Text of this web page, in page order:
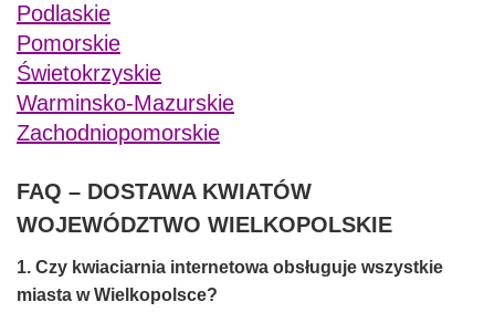
Podlaskie
Pomorskie
Świetokrzyskie
Warminsko-Mazurskie
Zachodniopomorskie
FAQ – DOSTAWA KWIATÓW
WOJEWÓDZTWO WIELKOPOLSKIE
1. Czy kwiaciarnia internetowa obsługuje wszystkie
miasta w Wielkopolsce?